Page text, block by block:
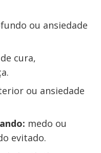
ou ansiedade
cura,
ou ansiedade
medo ou
evitado.